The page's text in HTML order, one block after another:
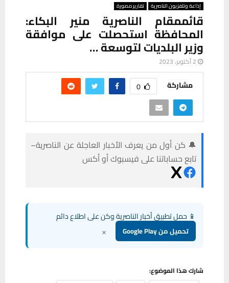
إذاعة وتلفزيون الناصرية تقارير مصورة
قائممقام الناصرية منير البكاء:
المحافظة استحصلت على موافقة
وزير البلديات لتوسعة …
2 أكتوبر، 2023
مشاركة 0
🔔 كن أول من يعرف الأخبار العاجلة عن الناصرية–
تابع حساباتنا على فيسبوك أو أكس
📱 حمل تطبيق أخبار الناصرية وكن على اطلاع دائم
تحميل من Google Play ×
شارك هذا الموضوع: